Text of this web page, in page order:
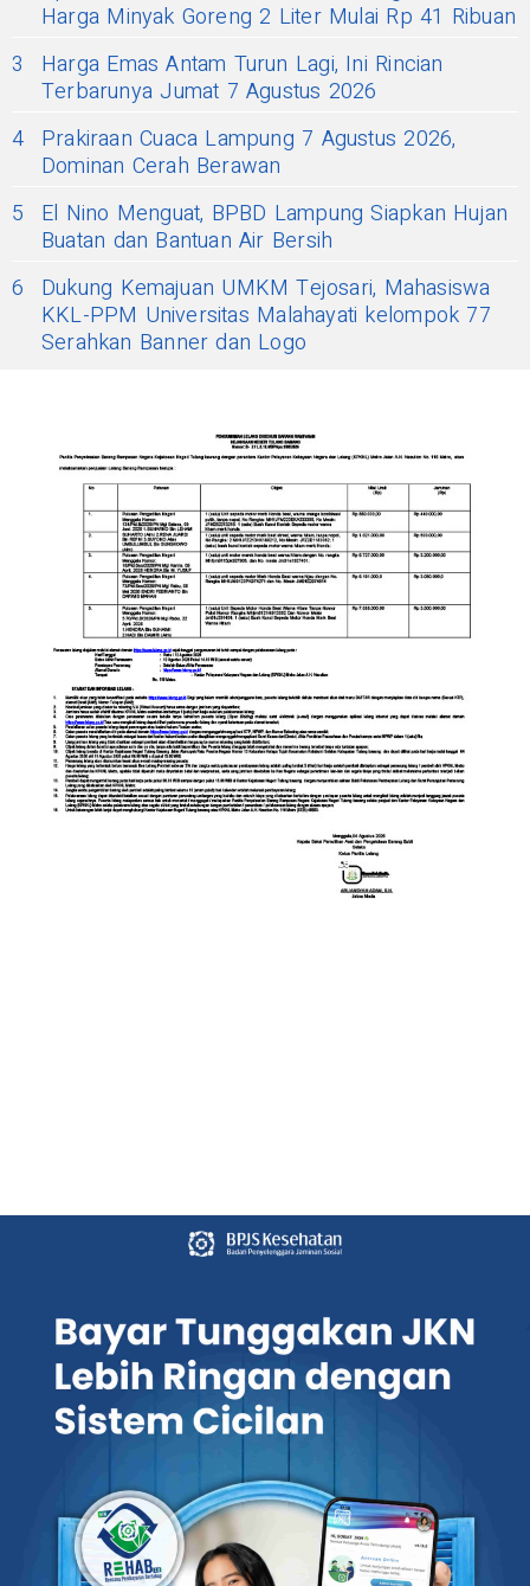
Harga Minyak Goreng 2 Liter Mulai Rp 41 Ribuan
3
Harga Emas Antam Turun Lagi, Ini Rincian
Terbarunya Jumat 7 Agustus 2026
4 Prakiraan Cuaca Lampung 7 Agustus 2026,
Dominan Cerah Berawan
5
El Nino Menguat, BPBD Lampung Siapkan Hujan
Buatan dan Bantuan Air Bersih
6
Dukung Kemajuan UMKM Tejosari, Mahasiswa
KKL-PPM Universitas Malahayati kelompok 77
Serahkan Banner dan Logo